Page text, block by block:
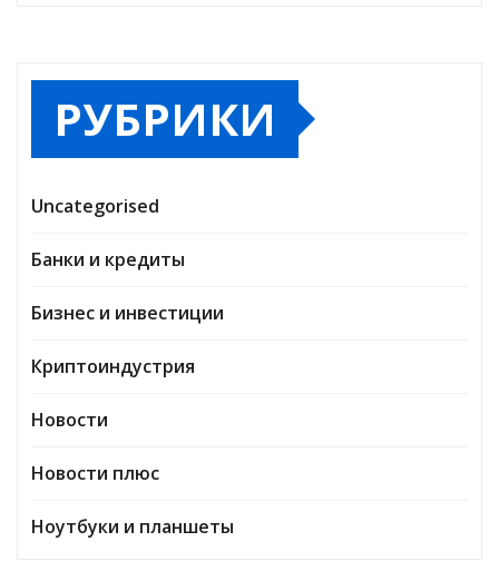
РУБРИКИ
Uncategorised
Банки и кредиты
Бизнес и инвестиции
Криптоиндустрия
Новости
Новости плюс
Ноутбуки и планшеты